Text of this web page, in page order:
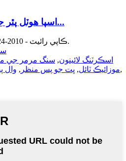
اسپا هوٽل پٿر جي ڊيزائن: ٻٽي غور...
© ڪاپي رائيٽ - 2010-2024: سڀ حق محفوظ آهن.
اسڪرٽنگ لائينون, سنگ مرمر جي
موزائيڪ ٽائل, ڀت جو پس منظر , وال ,